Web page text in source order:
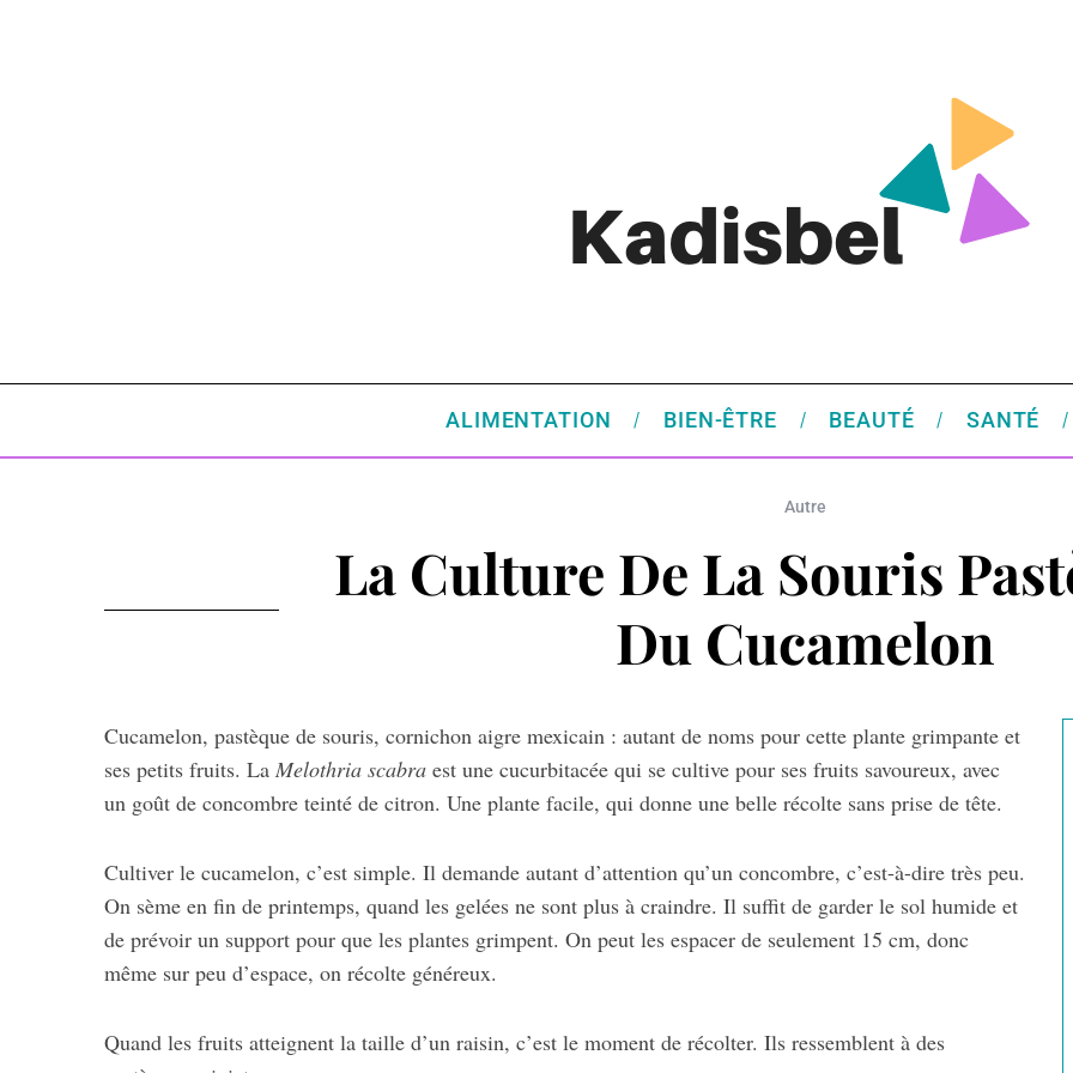
ALIMENTATION BIEN-ÊTRE BEAUTÉ SANTÉ
Autre
La Culture De La Souris
Du Cucamelon
Cucamelon, pastèque de souris, cornichon aigre mexicain : autant de noms pour cette plante grimpante et
ses petits fruits. La Melothria scabra est une cucurbitacée qui se cultive pour ses fruits savoureux, avec
un goût de concombre teinté de citron. Une plante facile, qui donne une belle récolte sans prise de tête.
Cultiver le cucamelon, c’est simple. Il demande autant d’attention qu’un concombre, c’est-à-dire très peu.
On sème en fin de printemps, quand les gelées ne sont plus à craindre. Il suffit de garder le sol humide et
de prévoir un support pour que les plantes grimpent. On peut les espacer de seulement 15 cm, donc
même sur peu d’espace, on récolte généreux.
Quand les fruits atteignent la taille d’un raisin, c’est le moment de récolter. Ils ressemblent à des